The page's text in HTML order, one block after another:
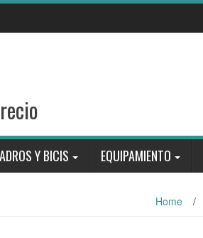
Y BICIS EQUIPAMIENTO
Home /